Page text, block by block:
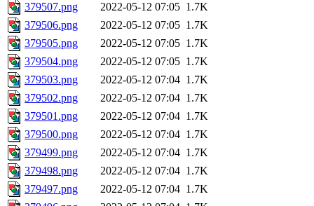
379507.png
2022-05-12 07:05 1.7K
379506.png
2022-05-12 07:05 1.7K
379505.png
2022-05-12 07:05 1.7K
379504.png
2022-05-12 07:05 1.7K
379503.png
2022-05-12 07:04 1.7K
379502.png
2022-05-12 07:04 1.7K
379501.png
2022-05-12 07:04 1.7K
379500.png
2022-05-12 07:04 1.7K
379499.png
2022-05-12 07:04 1.7K
379498.png
2022-05-12 07:04 1.7K
379497.png
2022-05-12 07:04 1.7K